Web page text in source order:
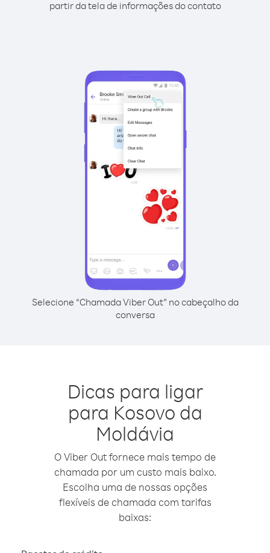
partir da tela de informações do contato
Selecione “Chamada Viber Out” no cabeçalho da
conversa
Dicas para ligar
para Kosovo da
Moldávia
O Viber Out fornece mais tempo de
chamada por um custo mais baixo.
Escolha uma de nossas opções
flexíveis de chamada com tarifas
baixas: